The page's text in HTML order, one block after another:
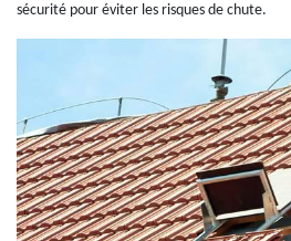
sécurité pour éviter les risques de chute.